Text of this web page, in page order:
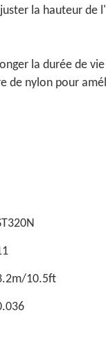
la hauteur de
la durée de
de nylon pour
10.5ft